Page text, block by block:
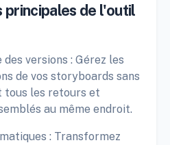
de l'outil
versions : Gérez les
de vos storyboards sans
les retours et
au même endroit.
: Transformez